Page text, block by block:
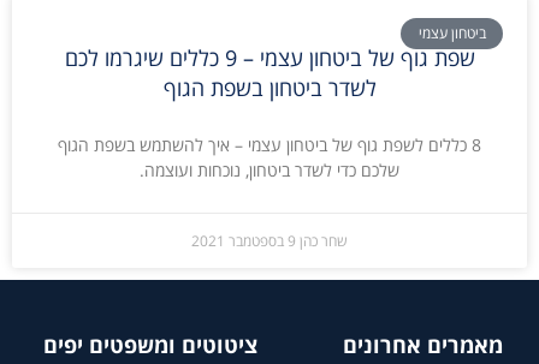
ביטחון עצמי
שפת גוף של ביטחון עצמי – 9 כללים שיגרמו לכם
לשדר ביטחון בשפת הגוף
8 כללים לשפת גוף של ביטחון עצמי – איך להשתמש בשפת הגוף
שלכם כדי לשדר ביטחון, נוכחות ועוצמה.
שחר כהן 9 בספטמבר 2021
מאמרים אחרונים
ציטוטים ומשפטים יפים